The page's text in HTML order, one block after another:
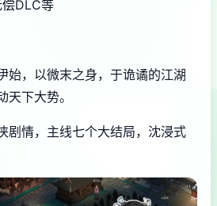
DLC等
始，以微末之身，于诡谲的江湖
下大势。
情，主线七个大结局，沈浸式